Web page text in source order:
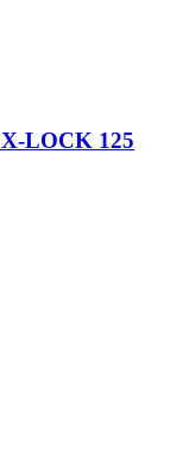
LOCK 125